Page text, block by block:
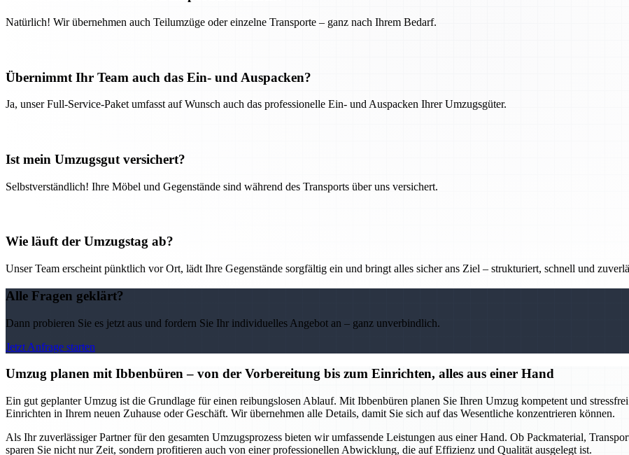
Natürlich! Wir übernehmen auch Teilumzüge oder einzelne Transporte – ganz nach Ihrem Bedarf.
Übernimmt Ihr Team auch das Ein- und Auspacken?
Ja, unser Full-Service-Paket umfasst auf Wunsch auch das professionelle Ein- und Auspacken Ihrer Umzugsgüter.
Ist mein Umzugsgut versichert?
Selbstverständlich! Ihre Möbel und Gegenstände sind während des Transports über uns versichert.
Wie läuft der Umzugstag ab?
Unser Team erscheint pünktlich vor Ort, lädt Ihre Gegenstände sorgfältig ein und bringt alles sicher ans Ziel – strukturiert, schnell und
Alle Fragen geklärt?
Dann probieren Sie es jetzt aus und fordern Sie Ihr individuelles Angebot an – ganz unverbindlich.
Jetzt Anfrage starten
Umzug planen mit Ibbenbüren – von der Vorbereitung bis zum Einrichten, alles aus einer Hand
Ein gut geplanter Umzug ist die Grundlage für einen reibungslosen Ablauf. Mit Ibbenbüren planen Sie Ihren Umzug kompetent und
Einrichten in Ihrem neuen Zuhause oder Geschäft. Wir übernehmen alle Details, damit Sie sich auf das Wesentliche konzentrieren können.
Als Ihr zuverlässiger Partner für den gesamten Umzugsprozess bieten wir umfassende Leistungen aus einer Hand. Ob Packmaterial,
sparen Sie nicht nur Zeit, sondern profitieren auch von einer professionellen Abwicklung, die auf Effizienz und Qualität ausgelegt ist.